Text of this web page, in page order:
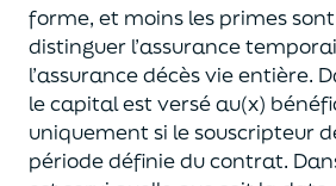
forme, et moins les primes so
distinguer l’assurance
l’assurancedécèsvie entière.
le capital estversé au(x)
uniquementsi le souscripteur
période définie du contrat.